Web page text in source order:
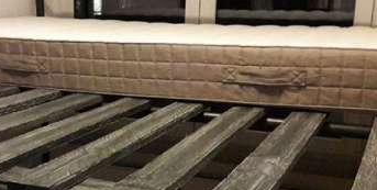
Ukládání a sdělování voleb ochrany osobních